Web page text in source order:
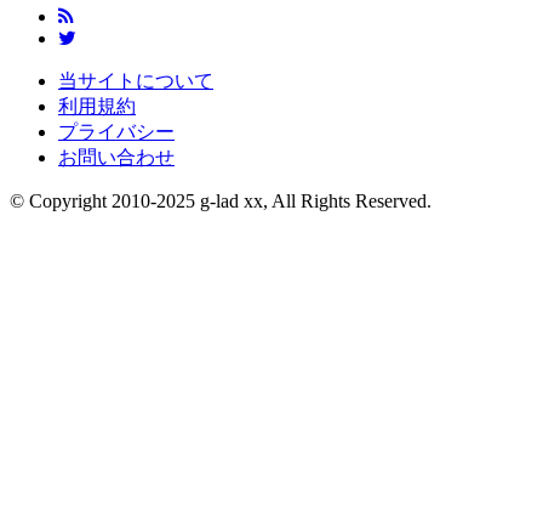
当サイトについて
利用規約
プライバシー
お問い合わせ
© Copyright 2010-2025 g-lad xx, All Rights Reserved.